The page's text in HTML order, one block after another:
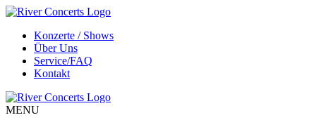
Konzerte / Shows
Über Uns
Service/FAQ
Kontakt
MENU